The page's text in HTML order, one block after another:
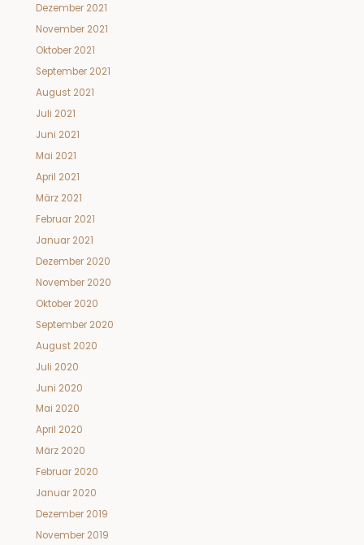
Dezember 2021
November 2021
Oktober 2021
September 2021
August 2021
Juli 2021
Juni 2021
Mai 2021
April 2021
März 2021
Februar 2021
Januar 2021
Dezember 2020
November 2020
Oktober 2020
September 2020
August 2020
Juli 2020
Juni 2020
Mai 2020
April 2020
März 2020
Februar 2020
Januar 2020
Dezember 2019
November 2019